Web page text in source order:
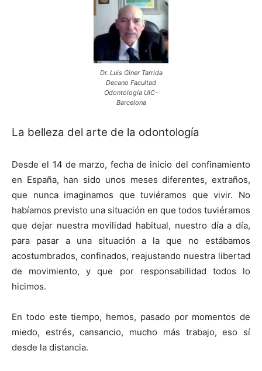
Dr. Luis Giner Tarrida
Decano Facultad
Odontología UIC-
Barcelona
La belleza del arte de la odontología
Desde el 14 de marzo, fecha de inicio del confinamiento
en España, han sido unos meses diferentes, extraños,
que nunca imaginamos que tuviéramos que vivir. No
habíamos previsto una situación en que todos tuviéramos
que dejar nuestra movilidad habitual, nuestro día a día,
para pasar a una situación a la que no estábamos
acostumbrados, confinados, reajustando nuestra libertad
de movimiento, y que por responsabilidad todos lo
hicimos.
En todo este tiempo, hemos, pasado por momentos de
miedo, estrés, cansancio, mucho más trabajo, eso sí
desde la distancia.